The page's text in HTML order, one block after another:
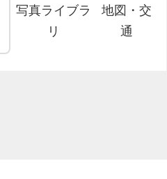
写真ライブラ
リ
地図・交
通